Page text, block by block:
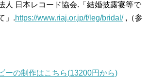
人 日本レコード協会.「結婚披露宴等で
」.https://www.riaj.or.jp/f/leg/bridal/,（参
ーの制作はこちら(13200円から)